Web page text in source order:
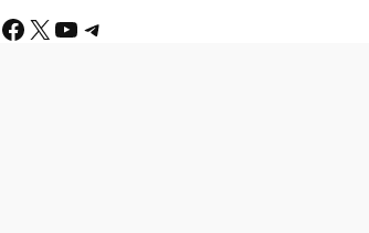
Facebook X Youtube Telegram